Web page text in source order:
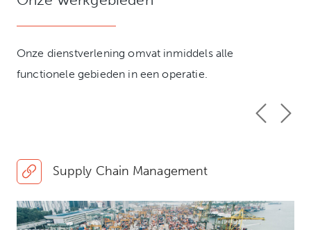
Onze dienstverlening omvat inmiddels alle
functionele gebieden in een operatie.
Supply Chain Management